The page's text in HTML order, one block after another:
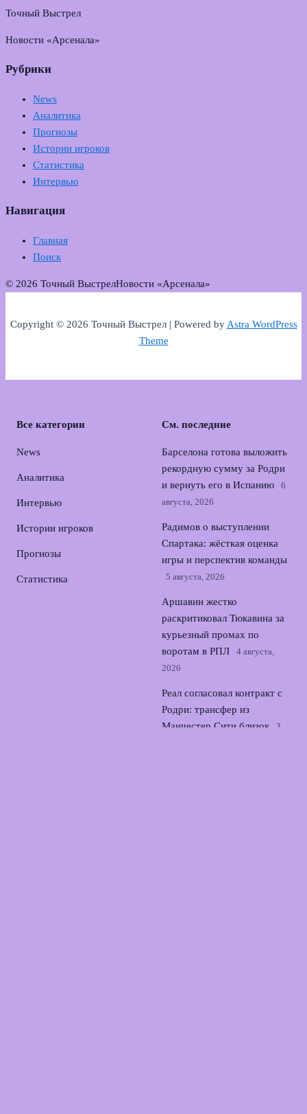
Точный Выстрел
Новости «Арсенала»
Рубрики
News
Аналитика
Прогнозы
Истории игроков
Статистика
Интервью
Навигация
Главная
Поиск
© 2026 Точный ВыстрелНовости «Арсенала»
Copyright © 2026 Точный Выстрел | Powered byAstra WordPress
Theme
Все категории
News
Аналитика
Интервью
Истории игроков
Прогнозы
Статистика
См. последние
Барселона готова выложить
рекордную сумму за Родри
и вернуть его в Испанию
6
августа, 2026
Радимов о выступлении
Спартака: жёсткая оценка
игры и перспектив команды
5 августа, 2026
Аршавин жестко
раскритиковал Тюкавина за
курьезный промах по
воротам в РПЛ
4 августа,
2026
Реал согласовал контракт с
Родри: трансфер из
Манчестер Сити близок
3